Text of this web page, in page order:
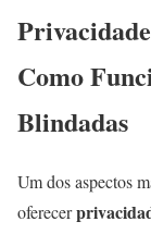
Como
Blindadas
Um dos aspectos
oferecer